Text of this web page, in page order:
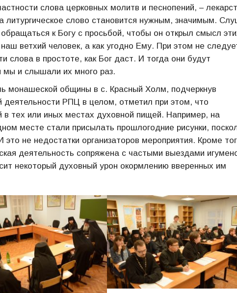
слова церковных молитв и песнопений, –
литургическое слово становится нужным, значимым.
к Богу с просьбой, чтобы он открыл смысл
ветхий человек, а как угодно Ему. При этом не
слова в простоте, как Бог даст. И тогда они будут
мы и слышали их много раз.
монашеской общины в с. Красный Холм, подчеркнув
деятельности РПЦ в целом, отметил при этом, что
тех или иных местах духовной пищей. Например, на
месте стали присылать прошлогодние рисунки,
это не недостатки организаторов мероприятия. Кроме
деятельность сопряжена с частыми выездами
некоторый духовный урон окормлению вверенных им